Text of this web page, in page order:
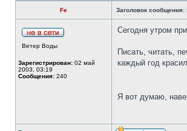
Fe Заголовок сообщения:
Ветер Воды
Зарегистрирован: 02 май
2003, 03:19
Сообщения: 240
Сегодня утром
Писать, читать,
каждый год
Я вот думаю,